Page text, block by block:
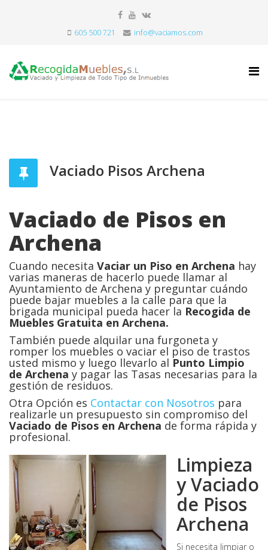
605 500 721 info@vaciamos.com
Vaciado Pisos Archena
Vaciado de Pisos en
Archena
Cuando necesita Vaciar un Piso en Archena hay
varias maneras de hacerlo puede llamar al
Ayuntamiento de Archena y preguntar cuándo
puede bajar muebles a la calle para que la
brigada municipal pueda hacer la Recogida de
Muebles Gratuita en Archena.
También puede alquilar una furgoneta y
romper los muebles o vaciar el piso de trastos
usted mismo y luego llevarlo al Punto Limpio
de Archena y pagar las Tasas necesarias para la
gestión de residuos.
Otra Opción es Contactar con Nosotros para
realizarle un presupuesto sin compromiso del
Vaciado de Pisos en Archena de forma rápida y
profesional.
Limpieza
y Vaciado
de Pisos
Archena
Si necesita limpiar o